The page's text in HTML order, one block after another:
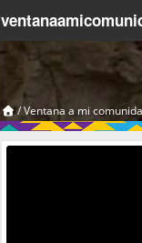
/Ventana a mi